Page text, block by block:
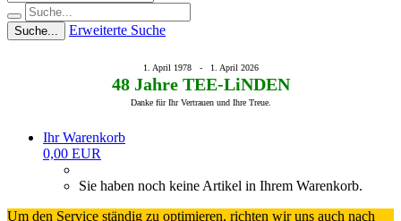
Suche... Erweiterte Suche
1. April 1978 - 1. April 2026
48 Jahre TEE-LiNDEN
Danke für Ihr Vertrauen und Ihre Treue.
Ihr Warenkorb
0,00 EUR
Sie haben noch keine Artikel in Ihrem Warenkorb.
Um den Service ständig zu optimieren, richten wir uns auch nach